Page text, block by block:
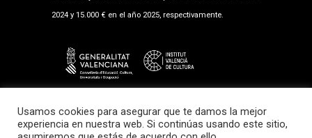
2024 y 15.000 € en el año 2025, respectivamente.
2025 en la modalidad de Salas de Exhibición con un
Usamos cookies para asegurar que te damos la mejor
experiencia en nuestra web. Si continúas usando este sitio,